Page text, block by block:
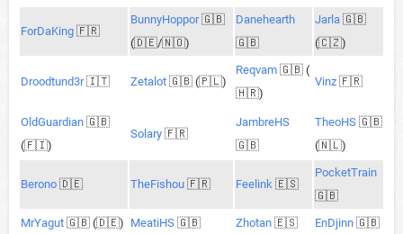
ForDaKing 🇫🇷
BunnyHoppor🇬🇧
(🇩🇪/🇳🇴)
Danehearth
🇬🇧
Jarla 🇬🇧
(🇨🇿)
Droodtund3r🇮🇹 Zetalot 🇬🇧 (🇵🇱)
Reqvam 🇬🇧 (
🇭🇷)
Vinz 🇫🇷
OldGuardian 🇬🇧
(🇫🇮)
Solary 🇫🇷
JambreHS
🇬🇧
TheoHS 🇬🇧
(🇳🇱)
Berono 🇩🇪 TheFishou 🇫🇷 Feelink 🇪🇸
PocketTrain
🇬🇧
MrYagut 🇬🇧 (🇩🇪) MeatiHS 🇬🇧 Zhotan 🇪🇸 EnDjinn 🇬🇧